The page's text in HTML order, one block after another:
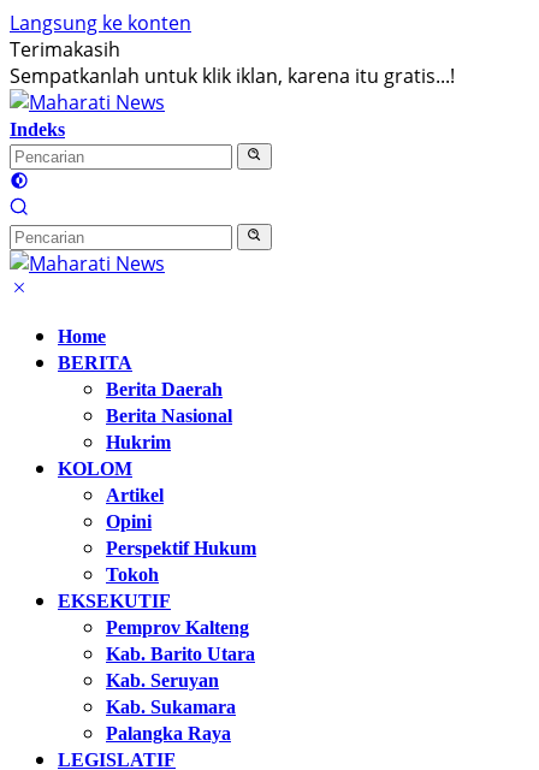
Langsung ke konten
Terimakasih
Sempatkanlah untuk klik iklan, karena itu gratis...!
Indeks
Home
BERITA
Berita Daerah
Berita Nasional
Hukrim
KOLOM
Artikel
Opini
Perspektif Hukum
Tokoh
EKSEKUTIF
Pemprov Kalteng
Kab. Barito Utara
Kab. Seruyan
Kab. Sukamara
Palangka Raya
LEGISLATIF